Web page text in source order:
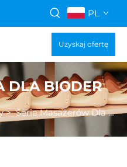
PL
Uzyskaj ofertę
DLA BIODER
>Serie Masażerów Dla bioder